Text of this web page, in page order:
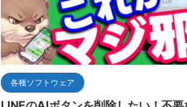
各種ソフトウェア